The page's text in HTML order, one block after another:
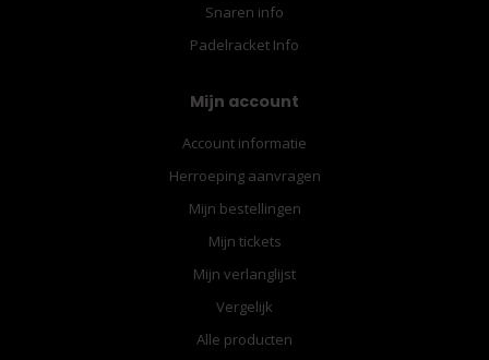
Snaren info
Padelracket Info
Mijn account
Account informatie
Herroeping aanvragen
Mijn bestellingen
Mijn tickets
Mijn verlanglijst
Vergelijk
Alle producten